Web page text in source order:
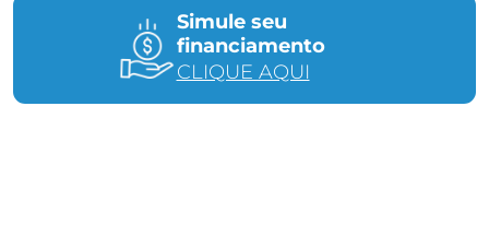
Simule seu
financiamento
CLIQUE AQUI